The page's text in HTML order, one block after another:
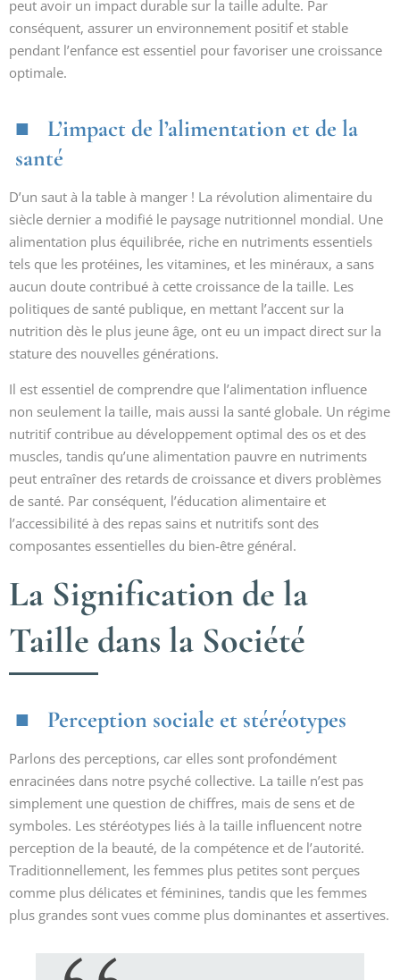
peut avoir un impact durable sur la taille adulte. Par
conséquent, assurer un environnement positif et stable
pendant l’enfance est essentiel pour favoriser une croissance
optimale.
L’impact de l’alimentation et de la
santé
D’un saut à la table à manger ! La révolution alimentaire du
siècle dernier a modifié le paysage nutritionnel mondial. Une
alimentation plus équilibrée, riche en nutriments essentiels
tels que les protéines, les vitamines, et les minéraux, a sans
aucun doute contribué à cette croissance de la taille. Les
politiques de santé publique, en mettant l’accent sur la
nutrition dès le plus jeune âge, ont eu un impact direct sur la
stature des nouvelles générations.
Il est essentiel de comprendre que l’alimentation influence
non seulement la taille, mais aussi la santé globale. Un régime
nutritif contribue au développement optimal des os et des
muscles, tandis qu’une alimentation pauvre en nutriments
peut entraîner des retards de croissance et divers problèmes
de santé. Par conséquent, l’éducation alimentaire et
l’accessibilité à des repas sains et nutritifs sont des
composantes essentielles du bien-être général.
La Signification de la
Taille dans la Société
Perception sociale et stéréotypes
Parlons des perceptions, car elles sont profondément
enracinées dans notre psyché collective. La taille n’est pas
simplement une question de chiffres, mais de sens et de
symboles. Les stéréotypes liés à la taille influencent notre
perception de la beauté, de la compétence et de l’autorité.
Traditionnellement, les femmes plus petites sont perçues
comme plus délicates et féminines, tandis que les femmes
plus grandes sont vues comme plus dominantes et assertives.